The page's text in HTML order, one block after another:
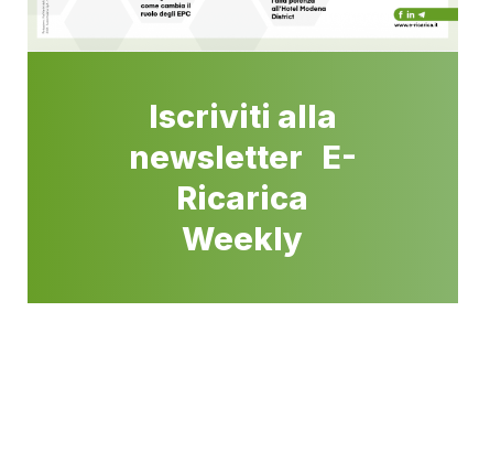
Iscriviti alla
newsletter E-
Ricarica
Weekly